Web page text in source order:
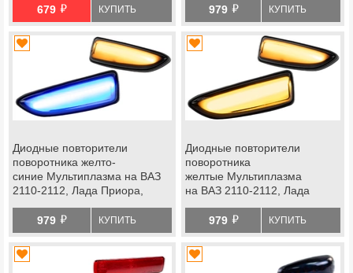
679 й КУПИТЬ
Гранта, Гранта fl, Нива
Тревел, Шевроле Нива с
2009 г.в.
979 й КУПИТЬ
Диодные повторители
поворотника желто-
синие Мультиплазма на ВАЗ
2110-2112, Лада Приора,
Гранта fl, Нива Тревел,
Шевроле Нива с 2009 г.в.
979 й КУПИТЬ
Диодные повторители
поворотника
желтые Мультиплазма
на ВАЗ 2110-2112, Лада
Гранта, Гранта fl, Нива
Тревел, Шевроле Нива с
2009 г.в.
979 й КУПИТЬ